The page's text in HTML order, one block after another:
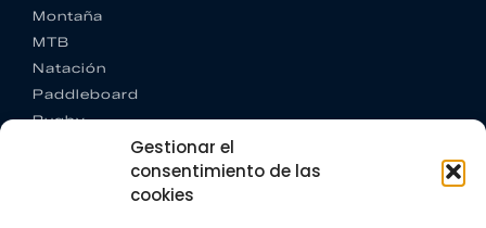
Gestionar el
consentimiento de las
cookies
Montaña
MTB
Natación
Paddleboard
Rugby
Trail running